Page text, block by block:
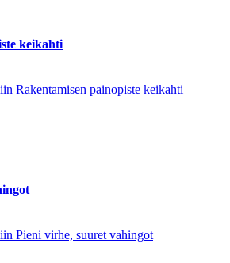
keikahti
Rakentamisen painopiste keikahti
Pieni virhe, suuret vahingot